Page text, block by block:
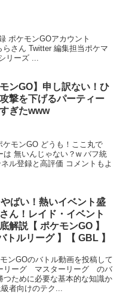
ポケモンGOアカウント
さん Twitter 編集担当ポケマ
リーズ ...
モンGO】申し訳ない！ひ
撃を下げるパーティー
ぎたwww
モンGO どうも！ここ丸で
無いんじゃない？w バフ統
ル登録と高評価 コメントもよ
ばい！熱いイベント盛
ん！レイド・イベント
解説【 ポケモンGO 】
トルリーグ 】【 GBL 】
ンGOのバトル動画を投稿して
リーグ マスターリーグ のバ
つために必要な基本的な知識か
者向けのテク...